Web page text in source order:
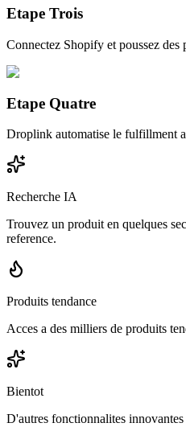
Etape Trois
Connectez Shopify et poussez des
Etape Quatre
Droplink automatise le fulfillment
Recherche IA
Trouvez un produit en quelques
reference.
Produits tendance
Acces a des milliers de produits
Bientot
D'autres fonctionnalites